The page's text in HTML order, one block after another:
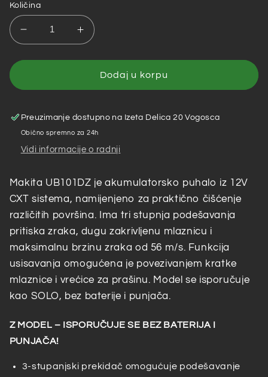
Količina
Smanji
količinu
za
–
puhalo
UB101DZ
CXT
SOLO
Povećaj
količinu
za
Makita
–
puhalo
UB101DZ
CXT
SOLO
Dodaj u korpu
Preuzimanje dostupno na Izeta Delica 20 Vogosca
Obično spremno za 24h
Vidi informacije o radnji
Makita UB101DZ je akumulatorsko puhalo iz 12V
CXT sistema, namijenjeno za praktično čišćenje
različitih površina. Ima tri stupnja podešavanja
pritiska zraka, dugu zakrivljenu mlaznicu i
maksimalnu brzinu zraka od 56 m/s. Funkcija
usisavanja omogućena je povezivanjem kratke
mlaznice i vrećice za prašinu. Model se isporučuje
kao SOLO, bez baterije i punjača.
Z MODEL – ISPORUČUJE SE BEZ BATERIJA I
PUNJAČA!
3-stupanjski prekidač omogućuje podešavanje